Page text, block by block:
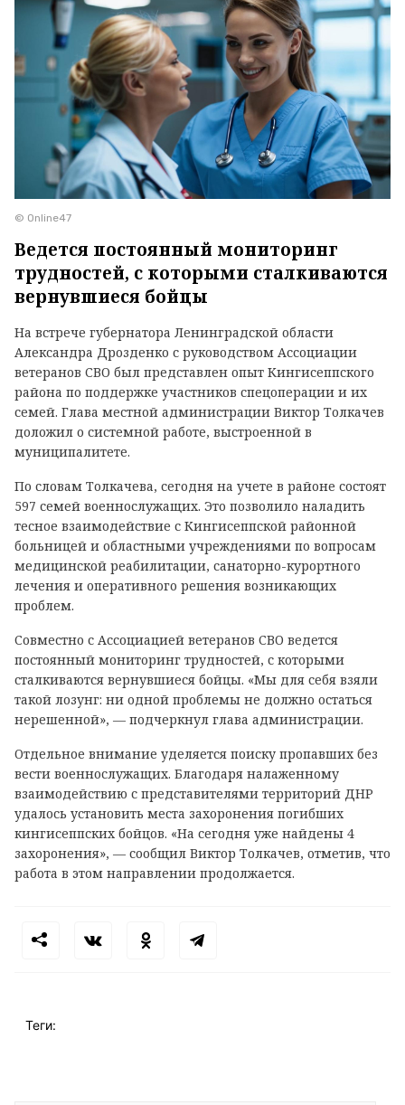
© Online47
Ведется постоянный мониторинг
трудностей, с которыми сталкиваются
вернувшиеся бойцы
На встрече губернатора Ленинградской области
Александра Дрозденко с руководством Ассоциации
ветеранов СВО был представлен опыт Кингисеппского
района по поддержке участников спецоперации и их
семей. Глава местной администрации Виктор Толкачев
доложил о системной работе, выстроенной в
муниципалитете.
По словам Толкачева, сегодня на учете в районе состоят
597 семей военнослужащих. Это позволило наладить
тесное взаимодействие с Кингисеппской районной
больницей и областными учреждениями по вопросам
медицинской реабилитации, санаторно-курортного
лечения и оперативного решения возникающих
проблем.
Совместно с Ассоциацией ветеранов СВО ведется
постоянный мониторинг трудностей, с которыми
сталкиваются вернувшиеся бойцы. «Мы для себя взяли
такой лозунг: ни одной проблемы не должно остаться
нерешенной», — подчеркнул глава администрации.
Отдельное внимание уделяется поиску пропавших без
вести военнослужащих. Благодаря налаженному
взаимодействию с представителями территорий ДНР
удалось установить места захоронения погибших
кингисеппских бойцов. «На сегодня уже найдены 4
захоронения», — сообщил Виктор Толкачев, отметив, что
работа в этом направлении продолжается.
Теги: